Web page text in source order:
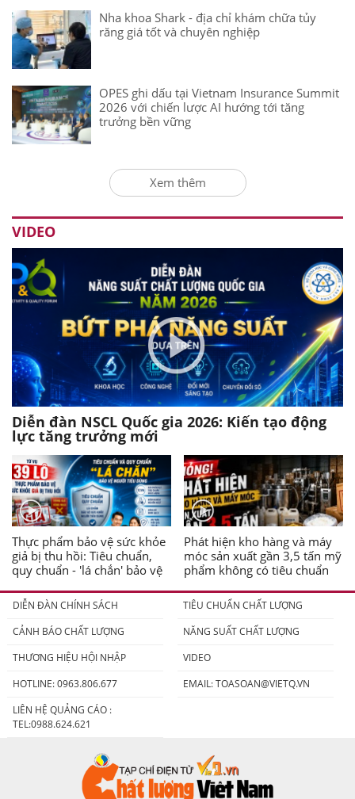
Nha khoa Shark - địa chỉ khám chữa tủy
răng giá tốt và chuyên nghiệp
OPES ghi dấu tại Vietnam Insurance Summit
2026 với chiến lược AI hướng tới tăng
trưởng bền vững
Xem thêm
VIDEO
Diễn đàn NSCL Quốc gia 2026: Kiến tạo động
lực tăng trưởng mới
Thực phẩm bảo vệ sức khỏe
giả bị thu hồi: Tiêu chuẩn,
quy chuẩn - 'lá chắn' bảo vệ
Phát hiện kho hàng và máy
móc sản xuất gần 3,5 tấn mỹ
phẩm không có tiêu chuẩn
DIỄN ĐÀN CHÍNH SÁCH
TIÊU CHUẨN CHẤT LƯỢNG
CẢNH BÁO CHẤT LƯỢNG
NĂNG SUẤT CHẤT LƯỢNG
THƯƠNG HIỆU HỘI NHẬP
VIDEO
HOTLINE: 0963.806.677
EMAIL:TOASOAN@VIETQ.VN
LIÊN HỆ QUẢNG CÁO :
TEL:0988.624.621